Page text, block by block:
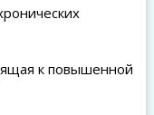
к повышенной